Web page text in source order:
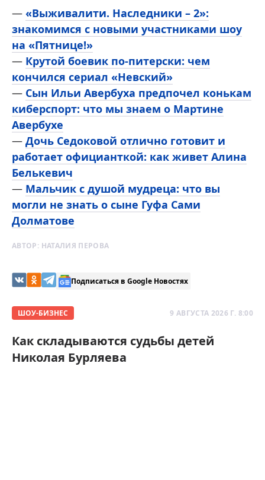
— «Выживалити. Наследники – 2»:
знакомимся с новыми участниками шоу
на «Пятнице!»
— Крутой боевик по-питерски: чем
кончился сериал «Невский»
— Сын Ильи Авербуха предпочел конькам
киберспорт: что мы знаем о Мартине
Авербухе
— Дочь Седоковой отлично готовит и
работает официанткой: как живет Алина
Белькевич
— Мальчик с душой мудреца: что вы
могли не знать о сыне Гуфа Сами
Долматове
АВТОР: НАТАЛИЯ ПЕРОВА
Подписаться в Google Новостях
ШОУ-БИЗНЕС 9 АВГУСТА 2026 Г. 8:00
Как складываются судьбы детей
Николая Бурляева